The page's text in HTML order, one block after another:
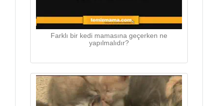
Farklı bir kedi mamasına geçerken ne
yapılmalıdır?